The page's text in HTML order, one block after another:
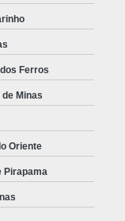
Ferros
Minas
Oriente
Pirapama